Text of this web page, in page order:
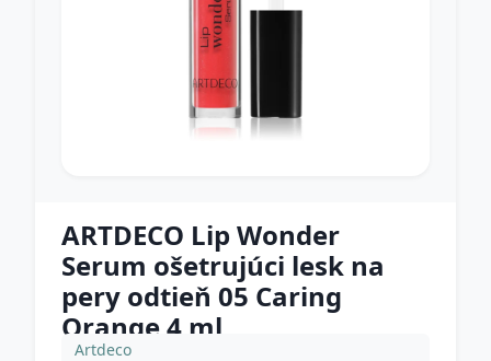
ARTDECO Lip Wonder
Serum ošetrujúci lesk na
pery odtieň 05 Caring
Orange 4 ml
Artdeco